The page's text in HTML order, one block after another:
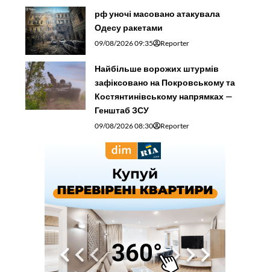
рф уночі масовано атакувала
Одесу ракетами
09/08/2026 09:35 Reporter
Найбільше ворожих штурмів
зафіксовано на Покровському та
Костянтинівському напрямках —
Генштаб ЗСУ
09/08/2026 08:30 Reporter